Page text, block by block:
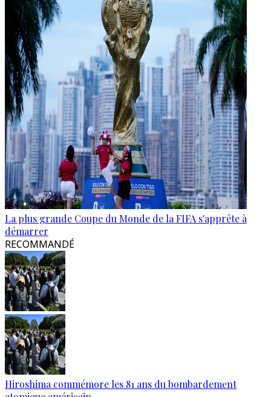
La plus grande Coupe du Monde de la FIFA s'apprête à
démarrer
RECOMMANDÉ
Hiroshima commémore les 81 ans du bombardement